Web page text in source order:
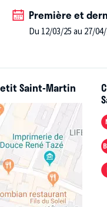
Première et
Du 12/03/25 au 27/
Saint-Martin